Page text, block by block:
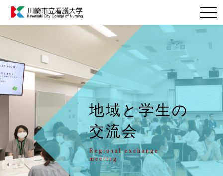
地域と学⽣の
交流会
Regional exchange
meeting